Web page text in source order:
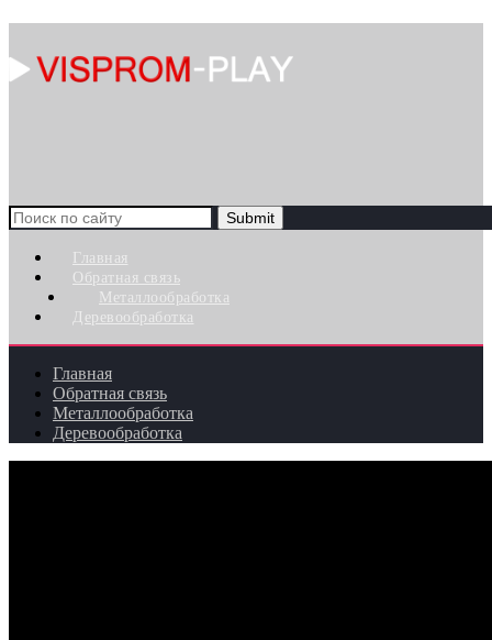
Search
for:
Главная
Обратная связь
Металлообработка
Деревообработка
Главная
Обратная связь
Металлообработка
Деревообработка